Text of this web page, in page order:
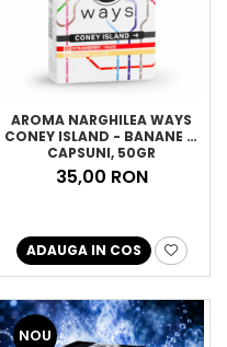
AROMA NARGHILEA WAYS
CONEY ISLAND - BANANE SI
CAPSUNI, 50GR
35,00 RON
ADAUGA IN COS
NOU